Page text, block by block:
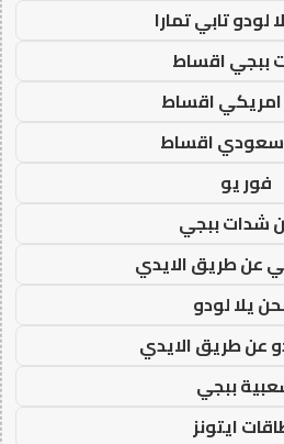
لودو تابي تمارا
ببجي اقساط
امريكي اقساط
سعودي اقساط
فور يو
شدات ببجي
عن طريق الايدي
يلا لودو
عن طريق الايدي
ببجي
ايتونز